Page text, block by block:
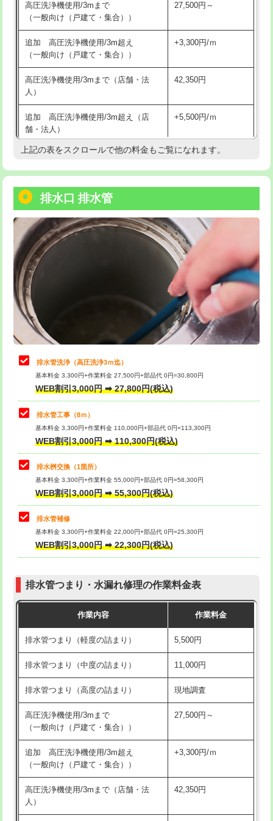
追加人工 16,500円
廃棄・処分
※給水管工事は20mmまでの価格です。
給水管工事※（バンド止め)
給水管工事※（支持金具設置) 5,500円
給水管工事※（保温材使用（バンド止
め込み）)
5,500円
給水管工事※（土の掘削・埋め戻し作
業)
11,000円
給水管工事※（塩ビ管（VP・HI）使
用/3ｍまで)
用（追加）/3ｍ超え)
給水管工事※（ライニング鋼管・銅
管・ポリ管・HT管使用/3ｍまで)
44,000円
給水管工事※（ライニング鋼管・銅
管・ポリ管・HT管使用/3ｍ超え)
+8,800円
排水管工事（土の掘削・埋め戻し作
業）
11,000円~
排水管工事（排水管工事/3ｍまで） 55,000円
排水管工事（追加 排水管工事/3ｍ超
え）
マス交換（土の掘削・埋め戻し作業）
マス交換（深さ50㎝未満）
マス交換（深さ50㎝以上） 66,000円
コンクリート斫り（厚さ10㎝まで）
コンクリート斫り（厚さ10㎝超え）
モルタル補修（厚さ10㎝まで）
モルタル補修（厚さ10㎝超え）
追加人工 16,500円
現場見積
※給水管工事は20mmまでの価格です。
高圧洗浄機使用/3mまで
（一般向け（戸建て・集合））
27,500円～
追加 高圧洗浄機使用/3m超え
（一般向け（戸建て・集合））
+3,300円/ｍ
高圧洗浄機使用/3mまで（店舗・法
人）
42,350円
追加 高圧洗浄機使用/3m超え（店
舗・法人）
+5,500円/ｍ
高度高圧洗浄換 現地調査
トーラー機使用/3mまで
追加トーラー機使用/3m超え +3,300円
カメラ調査 33,000円
桝清掃 8,800円
止水・漏水調査・防水処理・清掃・修
理・調整・分解・加工など（軽作業）
11,000円
止水・漏水調査・防水処理・清掃・修
理・調整・分解・加工など（中作業）
22,000円
止水・漏水調査・防水処理・清掃・修
理・調整・分解・加工など（重作業）
33,000円
その他部品の脱着
交換・取付（タンク） 22,000円+材料費
交換・取付(単水栓（壁付・デッキ
式）)
交換・取付(混合水栓（壁付・デッキ
式・ワンホール）)
16,500円+材料費
交換・取付(排水栓・排水トラップ
交換・取付（その他部品） 11,000円+材料費
持込商品取付（単水栓） 13,200円
持込商品取付（混合水栓） 16,500円
持込商品取付（浄水器・分岐水栓） 16,500円
給水管工事※（ホール加工) 16,500円
給水管工事※（バンド止め) 3,300円
給水管工事※（支持金具設置)
給水管工事※（保温材使用（バンド止
め込み）)
5,500円
給水管工事※（土の掘削・埋め戻し作
業)
11,000円
上記の表をスクロールで他の料金もご覧になれます。
排水口 排水管
排水管洗浄（高圧洗浄3ｍ迄）
基本料金 3,300円+作業料金 27,500円+部品代 0円=30,800円
WEB割引3,000円 ➡ 27,800円(税込)
排水管工事（8ｍ）
基本料金 3,300円+作業料金 110,000円+部品代 0円=113,300円
WEB割引3,000円 ➡ 110,300円(税込)
排水桝交換（1箇所）
基本料金 3,300円+作業料金 55,000円+部品代 0円=58,300円
WEB割引3,000円 ➡ 55,300円(税込)
排水管補修
基本料金 3,300円+作業料金 22,000円+部品代 0円=25,300円
WEB割引3,000円 ➡ 22,300円(税込)
排水管つまり・水漏れ修理の作業料金表
作業内容 作業料金
排水管つまり（軽度の詰まり） 5,500円
排水管つまり（中度の詰まり） 11,000円
排水管つまり（高度の詰まり） 現地調査
高圧洗浄機使用/3mまで
（一般向け（戸建て・集合））
27,500円～
追加 高圧洗浄機使用/3m超え
（一般向け（戸建て・集合））
+3,300円/ｍ
高圧洗浄機使用/3mまで（店舗・法
人）
42,350円